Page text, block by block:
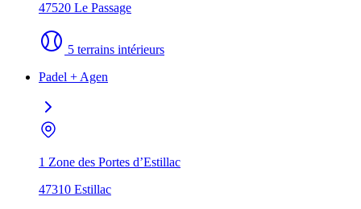
47520 Le Passage
5 terrains intérieurs
Padel + Agen
1 Zone des Portes d’Estillac
47310 Estillac